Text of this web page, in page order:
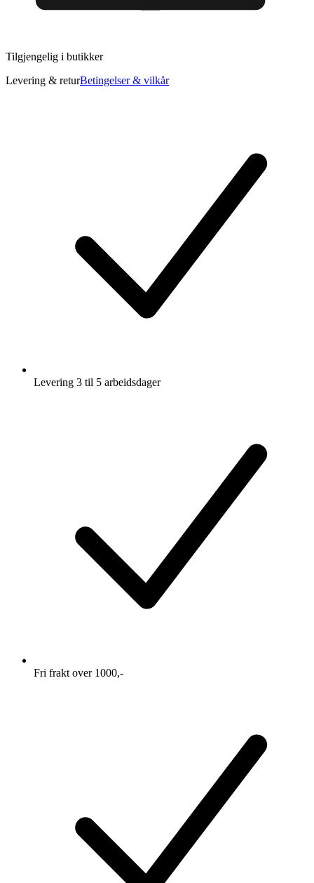
Tilgjengelig i butikker
Levering & returBetingelser & vilkår
Levering 3 til 5 arbeidsdager
Fri frakt over 1000,-